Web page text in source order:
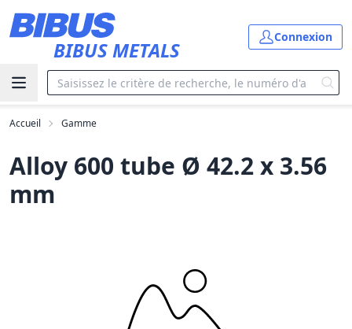
BIBUS METALS
Connexion
Accueil Gamme
Alloy 600 tube Ø 42.2 x 3.56
mm